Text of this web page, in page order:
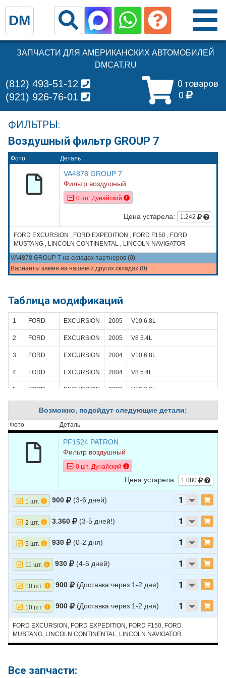
ЗАПЧАСТИ ДЛЯ АМЕРИКАНСКИХ АВТОМОБИЛЕЙ
DMCAT.RU
0 товаров
0
(812) 493-51-12
(921) 926-76-01
ФИЛЬТРЫ:
Воздушный фильтр GROUP 7
Фото Деталь
VA4878 GROUP 7
Фильтр воздушный
0 шт. Дунайский
Цена устарела: 1.242
FORD EXCURSION , FORD EXPEDITION , FORD F150 , FORD
MUSTANG , LINCOLN CONTINENTAL , LINCOLN NAVIGATOR
VA4878 GROUP 7 на складах партнеров (0)
Варианты замен на нашем и других складах (0)
Таблица модификаций
1 FORD EXCURSION 2005 V10 6.8L
2 FORD EXCURSION 2005 V8 5.4L
3 FORD EXCURSION 2004 V10 6.8L
4 FORD EXCURSION 2004 V8 5.4L
5 FORD EXCURSION 2003 V10 6.8L
FORD EXCURSION
7 EXCURSION
FORD EXCURSION 2002
EXCURSION 2001 V10 6.8L
11 FORD EXPEDITION 2004 V8 4.6L
12 FORD EXPEDITION 2004 V8 5.4L
13 FORD EXPEDITION 2003
14 FORD EXPEDITION
15 FORD EXPEDITION 2002
16 FORD
17 FORD EXPEDITION 2001 V8 4.6L
18 FORD
19 FORD EXPEDITION 2000 V8 4.6L
20 FORD EXPEDITION 2000 V8 5.4L
Возможно, подойдут следующие детали:
Фото Деталь
PF1524 PATRON
Фильтр воздушный
0 шт. Дунайский
Цена устарела: 1.080
1 шт. 900 (3-6 дней)
2 шт. 3.360 (3-5 дней!)
5 шт. 930 (0-2 дня)
11 шт. 930 (4-5 дней)
10 шт. 900 (Доставка через 1-2 дня)
10 шт. 900 (Доставка через 1-2 дня)
FORD EXCURSION, FORD EXPEDITION, FORD F150, FORD
MUSTANG, LINCOLN CONTINENTAL, LINCOLN NAVIGATOR
Все запчасти:
DM